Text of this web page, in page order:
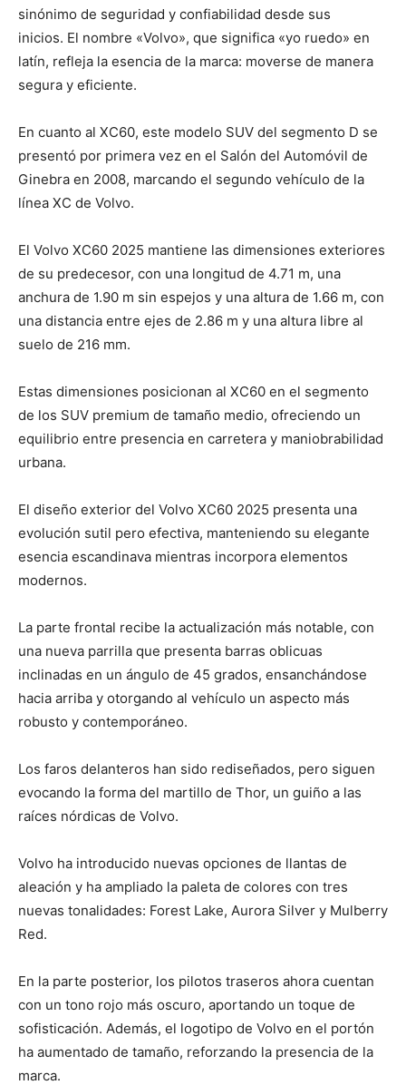
sinónimo de seguridad y confiabilidad desde sus
inicios. El nombre «Volvo», que significa «yo ruedo» en
latín, refleja la esencia de la marca: moverse de manera
segura y eficiente.
En cuanto al XC60, este modelo SUV del segmento D se
presentó por primera vez en el Salón del Automóvil de
Ginebra en 2008, marcando el segundo vehículo de la
línea XC de Volvo.
El Volvo XC60 2025 mantiene las dimensiones exteriores
de su predecesor, con una longitud de 4.71 m, una
anchura de 1.90 m sin espejos y una altura de 1.66 m, con
una distancia entre ejes de 2.86 m y una altura libre al
suelo de 216 mm.
Estas dimensiones posicionan al XC60 en el segmento
de los SUV premium de tamaño medio, ofreciendo un
equilibrio entre presencia en carretera y maniobrabilidad
urbana.
El diseño exterior del Volvo XC60 2025 presenta una
evolución sutil pero efectiva, manteniendo su elegante
esencia escandinava mientras incorpora elementos
modernos.
La parte frontal recibe la actualización más notable, con
una nueva parrilla que presenta barras oblicuas
inclinadas en un ángulo de 45 grados, ensanchándose
hacia arriba y otorgando al vehículo un aspecto más
robusto y contemporáneo.
Los faros delanteros han sido rediseñados, pero siguen
evocando la forma del martillo de Thor, un guiño a las
raíces nórdicas de Volvo.
Volvo ha introducido nuevas opciones de llantas de
aleación y ha ampliado la paleta de colores con tres
nuevas tonalidades: Forest Lake, Aurora Silver y Mulberry
Red.
En la parte posterior, los pilotos traseros ahora cuentan
con un tono rojo más oscuro, aportando un toque de
sofisticación. Además, el logotipo de Volvo en el portón
ha aumentado de tamaño, reforzando la presencia de la
marca.